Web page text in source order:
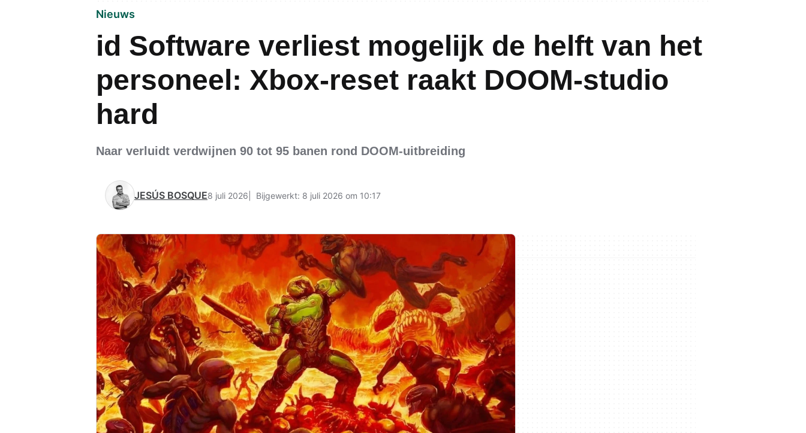
Nieuws
id Software verliest mogelijk de helft van het
personeel: Xbox-reset raakt DOOM-studio
hard
Naar verluidt verdwijnen 90 tot 95 banen rond DOOM-uitbreiding
JESÚS BOSQUE8 juli 2026 Bijgewerkt: 8 juli 2026 om 10:17